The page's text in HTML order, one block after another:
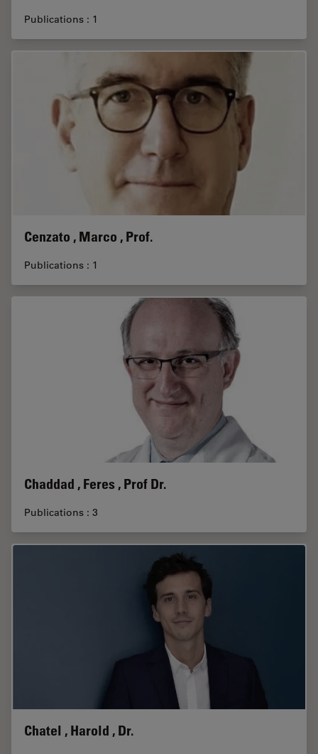
Publications : 1
Cenzato , Marco , Prof.
Publications : 1
Chaddad , Feres , Prof Dr.
Publications : 3
Chatel , Harold , Dr.